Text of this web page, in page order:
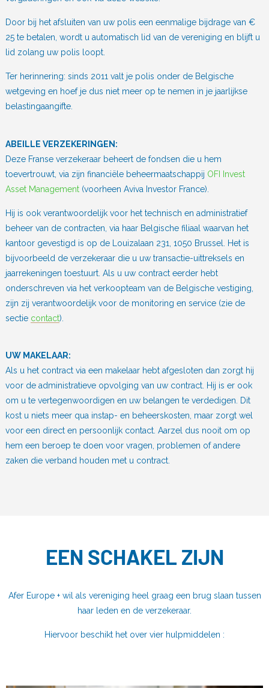
Door bij het afsluiten van uw polis een eenmalige bijdrage van €
25 te betalen, wordt u automatisch lid van de vereniging en blijft u
lid zolang uw polis loopt.
Ter herinnering: sinds 2011 valt je polis onder de Belgische
wetgeving en hoef je dus niet meer op te nemen in je jaarlijkse
belastingaangifte.
ABEILLE VERZEKERINGEN:
Deze Franse verzekeraar beheert de fondsen die u hem
toevertrouwt, via zijn financiële beheermaatschappij OFI Invest
Asset Management(voorheen Aviva Investor France).
Hij is ook verantwoordelijk voor het technisch en administratief
beheer van de contracten, via haar Belgische filiaal waarvan het
kantoor gevestigd is op de Louizalaan 231, 1050 Brussel. Het is
bijvoorbeeld de verzekeraar die u uw transactie-uittreksels en
jaarrekeningen toestuurt. Als u uw contract eerder hebt
onderschreven via het verkoopteam van de Belgische vestiging,
zijn zij verantwoordelijk voor de monitoring en service (zie de
sectie contact).
UW MAKELAAR:
Als u het contract via een makelaar hebt afgesloten dan zorgt hij
voor de administratieve opvolging van uw contract. Hij is er ook
om u te vertegenwoordigen en uw belangen te verdedigen. Dit
kost u niets meer qua instap- en beheerskosten, maar zorgt wel
voor een direct en persoonlijk contact. Aarzel dus nooit om op
hem een beroep te doen voor vragen, problemen of andere
zaken die verband houden met u contract.
EEN SCHAKEL ZIJN
Afer Europe + wil als vereniging heel graag een brug slaan tussen
haar leden en de verzekeraar.
Hiervoor beschikt het over vier hulpmiddelen :